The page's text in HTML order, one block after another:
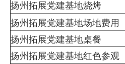
扬州拓展党建基地烧烤
扬州拓展党建基地场地费用
扬州拓展党建基地桌餐
扬州拓展党建基地红色参观